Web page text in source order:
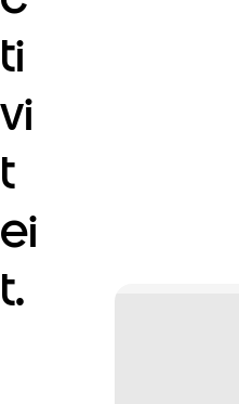
ti
vi
t
ei
t.